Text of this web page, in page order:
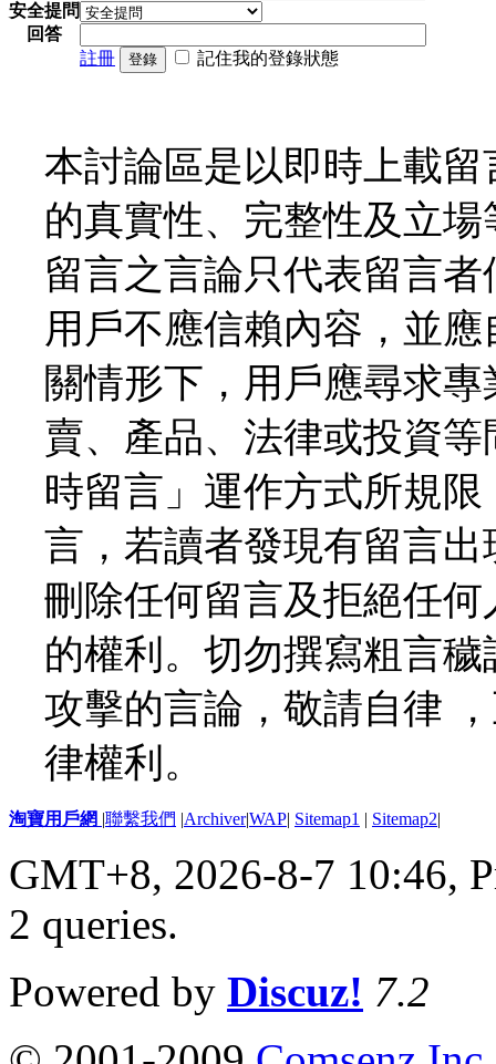
安全提問
回答
註冊
登錄 記住我的登錄狀態
本討論區是以即時上載
的真實性、完整性及立
留言之言論只代表留言
用戶不應信賴內容，並
關情形下，用戶應尋求
賣、產品、法律或投資
時留言」運作方式所規
言，若讀者發現有留言
刪除任何留言及拒絕任
的權利。切勿撰寫粗言
攻擊的言論，敬請自律
律權利。
淘寶用戶網 |聯繫我們 |Archiver|WAP| Sitemap1 | Sitemap2|
GMT+8, 2026-8-7 10:46,
2 queries.
Powered by Discuz! 7.2